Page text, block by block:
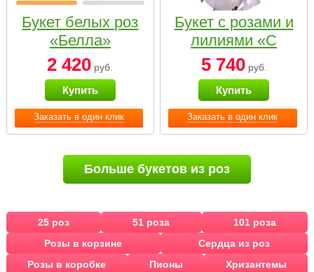
Заказать в один клик
Букет белых роз
«Белла»
2 420 руб.
Купить
Заказать в один клик
Букет с розами и
лилиями «С
наилучшими
пожеланиями»
5 740руб.
Купить
Больше букетов из роз
25 роз 51 роза
101 роза
Розы в корзине
Сердца из роз
Розы в коробке
Пионы
Хризантемы